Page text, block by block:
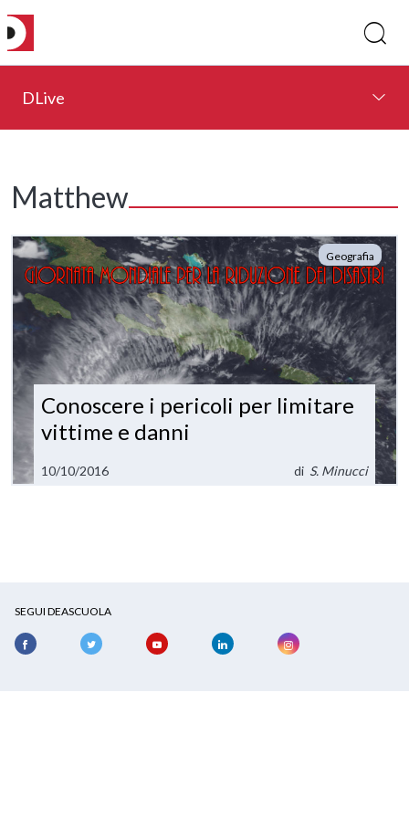
DLive
Matthew
Geografia
Conoscere i pericoli per limitare
vittime e danni
10/10/2016 di S. Minucci
SEGUI DEASCUOLA